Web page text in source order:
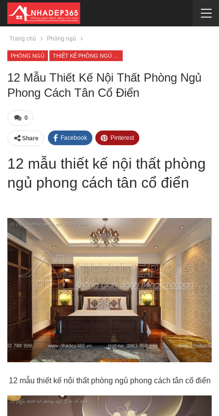
Trang chủ Phòng ngủ
PHÒNG NGỦ
12 Mẫu Thiết Kế Nội Thất Phòng Ngủ
Phong Cách Tân Cổ Điển
0
Share Facebook Pinterest
12 mẫu thiết kế nội thất phòng
ngủ phong cách tân cổ điển
12 mẫu thiết kế nội thất phòng ngủ phong cách tân cổ điển